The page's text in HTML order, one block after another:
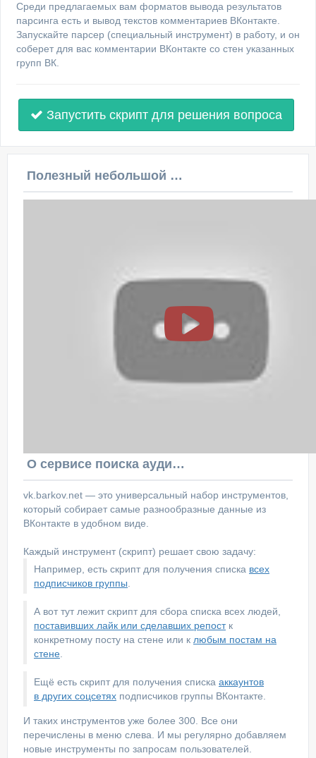
Среди предлагаемых вам форматов вывода результатов
парсинга есть и вывод текстов комментариев ВКонтакте.
Запускайте парсер (специальный инструмент) в работу, и он
соберет для вас комментарии ВКонтакте со стен указанных
групп ВК.
Запустить скрипт для решения вопроса
Полезный небольшой видеоурок по этой теме
О сервисе поиска аудитории ВКонтакте
vk.barkov.net — это универсальный набор инструментов,
который собирает самые разнообразные данные из
ВКонтакте в удобном виде.
Каждый инструмент (скрипт) решает свою задачу:
Например, есть скрипт для получения списка всех
подписчиков группы
А вот тут лежит скрипт для сбора списка всех людей,
поставивших лайк или сделавших репостк
конкретному посту на стене или к любым постам на
стене
Ещё есть скрипт для получения списка аккаунтов
в других соцсетях подписчиков группы ВКонтакте.
И таких инструментов уже более 300. Все они
перечислены в меню слева. И мы регулярно добавляем
новые инструменты по запросам пользователей.